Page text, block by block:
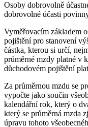
Osoby dobrovolně
dobrovolné účasti
Vyměřovacím základem
pojištění pro stanovení
částka, kterou si určí,
průměrné mzdy platné v
důchodovém pojištění
Za průměrnou mzdu se
vypočte jako součin
kalendářní rok, který o
který se průměrná mzda
úpravu tohoto